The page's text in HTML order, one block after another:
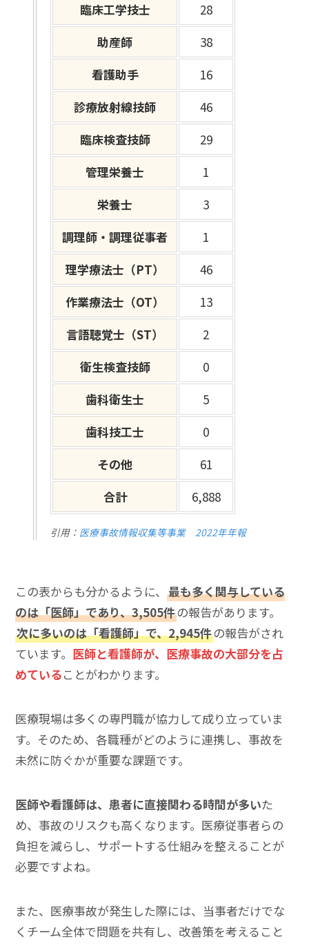
臨床工学技士
28
助産師
38
看護助手
16
診療放射線技師
46
臨床検査技師
29
管理栄養士
1
栄養士
3
調理師・調理従事者
1
理学療法士（PT）
46
作業療法士（OT）
13
言語聴覚士（ST）
2
衛生検査技師
0
歯科衛生士
5
歯科技工士
0
その他
61
合計
6,888
引用： 医療事故情報収集等事業 2022年年報
この表からも分かるように、最も多く関与している
のは「医師」であり、3,505件の報告があります。
次に多いのは「看護師」で、2,945件の報告がされ
ています。 医師と看護師が、医療事故の大部分を占
めていることがわかります。
医療現場は多くの専門職が協力して成り立っていま
す。そのため、各職種がどのように連携し、事故を
未然に防ぐかが重要な課題です。
医師や看護師は、患者に直接関わる時間が多いた
め、事故のリスクも高くなります。医療従事者らの
負担を減らし、サポートする仕組みを整えることが
必要ですよね。
また、医療事故が発生した際には、当事者だけでな
くチーム全体で問題を共有し、改善策を考えること